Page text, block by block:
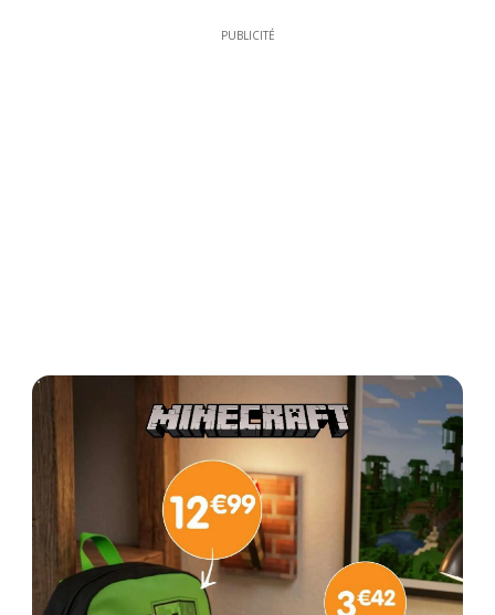
PUBLICITÉ